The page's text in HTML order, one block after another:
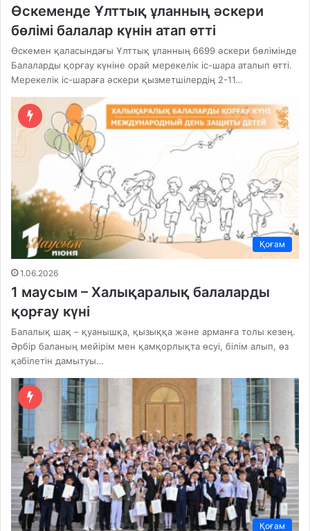
Өскеменде Ұлттық ұланның әскери
бөлімі балалар күнін атап өтті
Өскемен қаласындағы Ұлттық ұланның 6699 әскери бөлімінде
Балаларды қорғау күніне орай мерекелік іс-шара аталып өтті.
Мерекелік іс-шараға әскери қызметшілердің 2-11…
Қоғам
1.06.2026
1 маусым – Халықаралық балаларды
қорғау күні
Балалық шақ – қуанышқа, қызыққа және арманға толы кезең.
Әрбір баланың мейірім мен қамқорлықта өсуі, білім алып, өз
қабілетін дамытуы…
Қоғам